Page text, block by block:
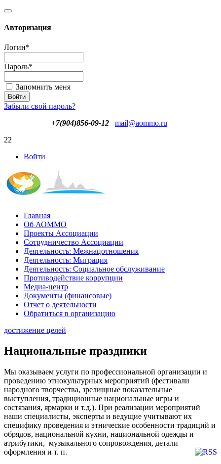
Авторизация
Логин*
Пароль*
Запомнить меня
Забыли свой пароль?
+7(904)856-09-12
mail@aommo.ru
22
Войти
Главная
Об АОММО
Проекты Ассоциации
Сотрудничество Ассоциации
Деятельность: Межнацотношения
Деятельность: Миграция
Деятельность: Социальное обслуживание
Противодействие коррупции
Медиа-центр
Документы (финансовые)
Отчет о деятельности
Обратиться в организацию
достижение целей
Национальные праздники
Мы оказываем услуги по профессиональной организации и
проведению этнокультурных мероприятий (фестивали
народного творчества, зрелищные показательные
выступления, традиционные национальные игры и
состязания, ярмарки и т.д.). При реализации мероприятий
наши специалисты, эксперты и ведущие учитывают их
специфику проведения и этнические особенности традиций и
обрядов, национальной кухни, национальной одежды и
атрибутики, музыкального сопровождения, детали
оформления и т. п.